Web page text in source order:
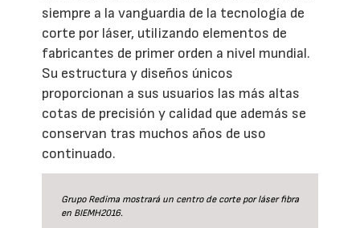
siempre a la vanguardia de la tecnología de
corte por láser, utilizando elementos de
fabricantes de primer orden a nivel mundial.
Su estructura y diseños únicos
proporcionan a sus usuarios las más altas
cotas de precisión y calidad que además se
conservan tras muchos años de uso
continuado.
Grupo Redima mostrará un centro de corte por láser fibra
en BIEMH2016.